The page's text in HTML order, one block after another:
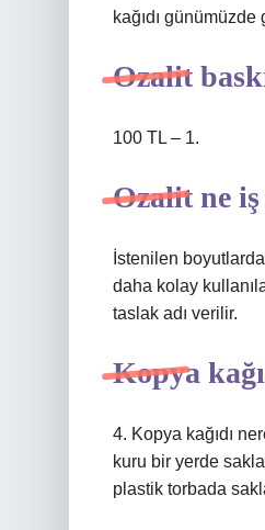
kağıdı
Ozalit
100 TL – 1.
Ozalit ne
İstenilen
daha kolay
taslak adı verilir.
Kopya
4. Kopya kağıdı
kuru bir yerde
plastik torbada